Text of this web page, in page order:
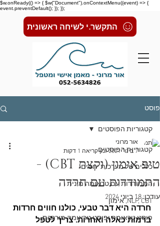
$w.onReady(() => { $w("Document").onContextMenu((event) => {
event.preventDefault(); }); });
התקשר.י לשיחה ראשונית
פוסט
קטגוריות הפוסטים
כללים של מערכות יחסים
התמודדות עם טראומה מינית
NLP, CBT, אימון
פוסט טראומה ופוסט טראומה מורכבת
קטגוריות הפוסטים
טיפ אימון (וקצת CBT) -
התמודדות עם חרדה
אור מרוני
7 בינו׳ 2021
זמן קריאה 1 דקות
עודכן:18 ביוני 2024
חרדה היא דבר טבעי, כולנו חווים חרדות
ברמות כאלה ואחרות. צריך לטפל